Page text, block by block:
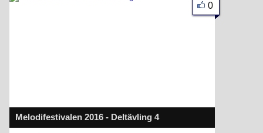
Melodifestivalen 2016 - Deltävling 4
0